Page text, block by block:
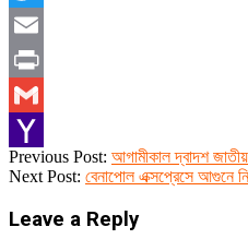
Twitter
Email
Print
Gmail
Yahoo
2024-
01-
Previous Post: আগামীকাল দ্বাদশ জাতীয়
Next Post: বেনাপোল এক্সপ্রেসে আগুনে
Leave a Reply